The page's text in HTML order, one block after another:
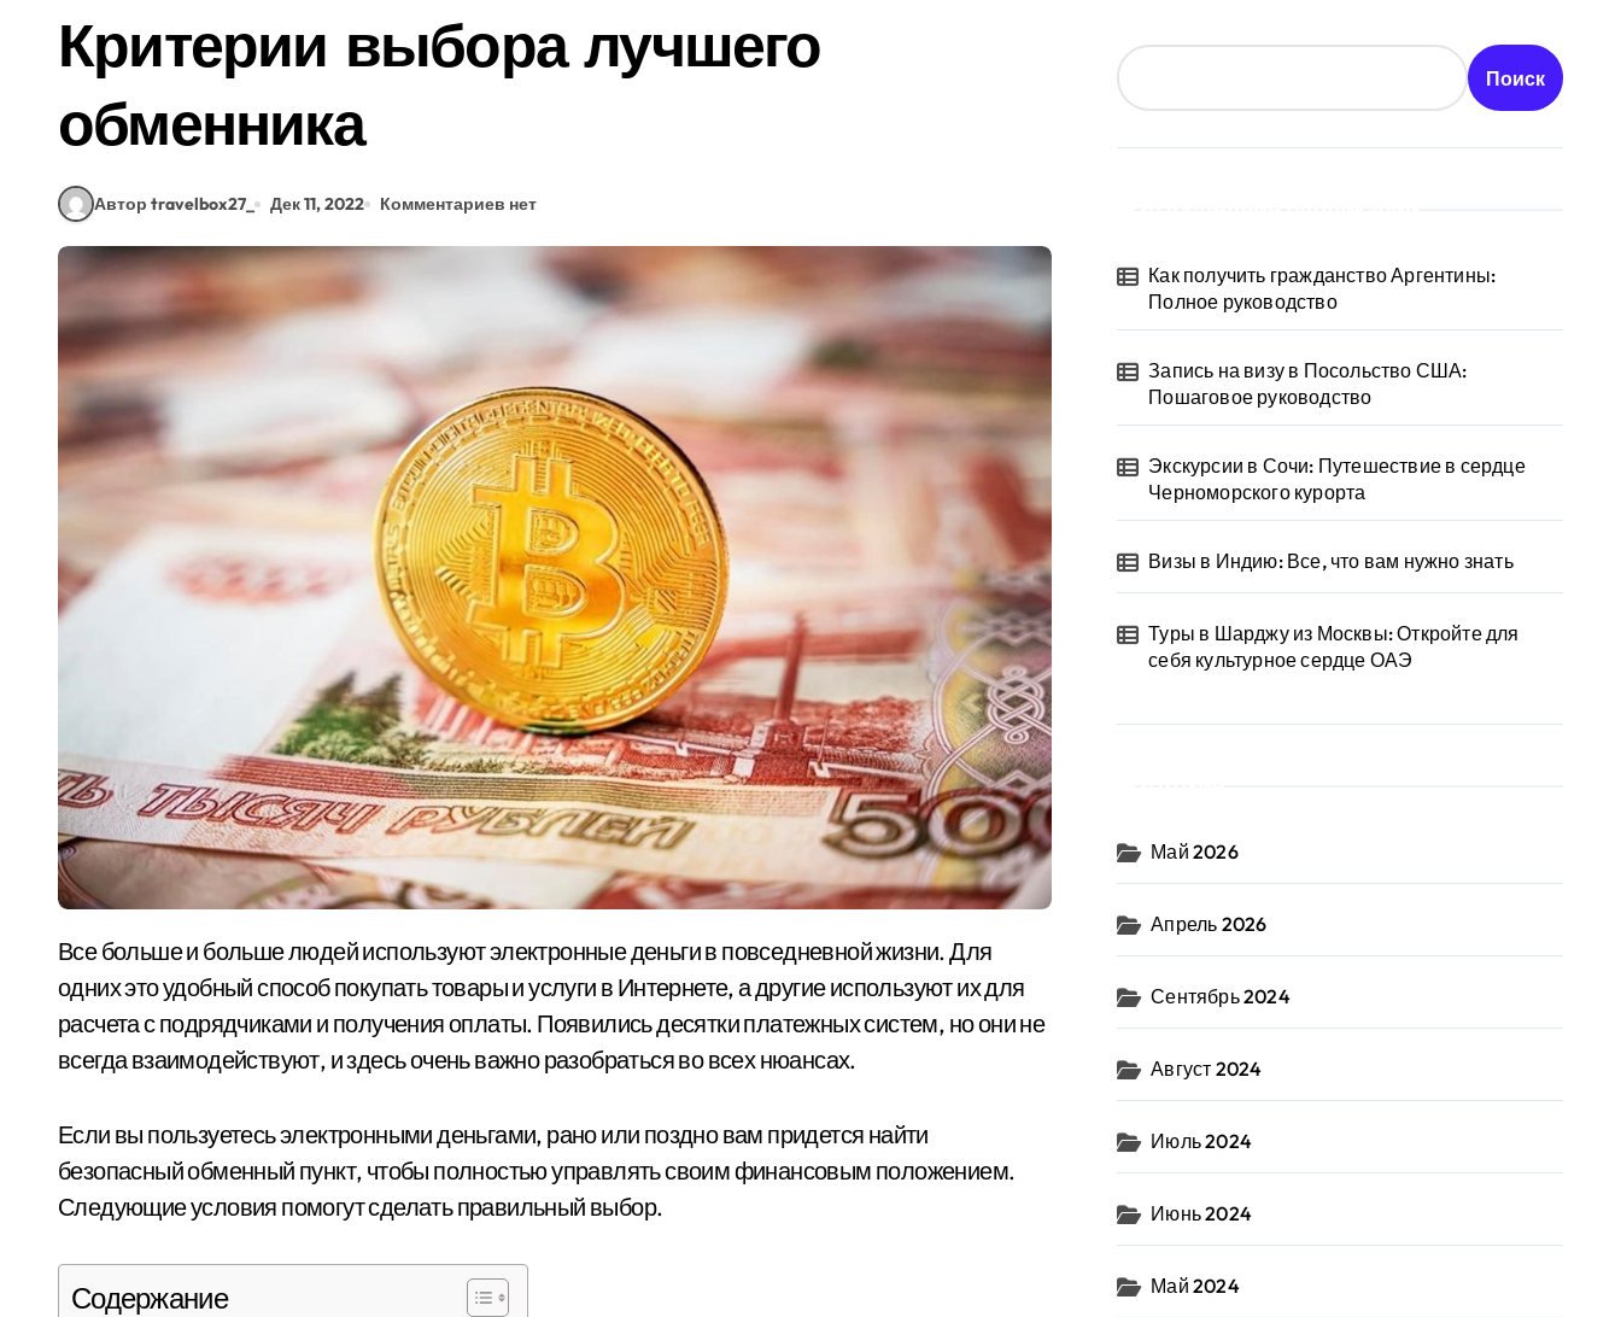
Критерии выбора лучшего
обменника
Автор travelbox27_ Дек 11, 2022 Комментариев нет
Все больше и больше людей используют электронные деньги в повседневной жизни. Для
одних это удобный способ покупать товары и услуги в Интернете, а другие используют их для
расчета с подрядчиками и получения оплаты. Появились десятки платежных систем, но они не
всегда взаимодействуют, и здесь очень важно разобраться во всех нюансах.
Если вы пользуетесь электронными деньгами, рано или поздно вам придется найти
безопасный обменный пункт, чтобы полностью управлять своим финансовым положением.
Следующие условия помогут сделать правильный выбор.
Содержание
Поиск
Как получить гражданство Аргентины:
Полное руководство
Запись на визу в Посольство США:
Пошаговое руководство
Экскурсии в Сочи: Путешествие в сердце
Черноморского курорта
Визы в Индию: Все, что вам нужно знать
Туры в Шарджу из Москвы: Откройте для
себя культурное сердце ОАЭ
Май 2026
Апрель 2026
Сентябрь 2024
Август 2024
Июль 2024
Июнь 2024
Май 2024